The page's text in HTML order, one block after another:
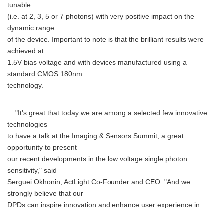
tunable
(i.e. at 2, 3, 5 or 7 photons) with very positive impact on the
dynamic range
of the device. Important to note is that the brilliant results were
achieved at
1.5V bias voltage and with devices manufactured using a
standard CMOS 180nm
technology.
"It's great that today we are among a selected few innovative
technologies
to have a talk at the Imaging & Sensors Summit, a great
opportunity to present
our recent developments in the low voltage single photon
sensitivity," said
Serguei Okhonin, ActLight Co-Founder and CEO. "And we
strongly believe that our
DPDs can inspire innovation and enhance user experience in